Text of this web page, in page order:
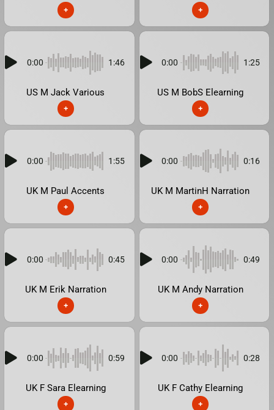
+ +
0:00 1:46
US M Jack Various
+
0:00 1:25
US M BobS Elearning
+
0:00 1:55
UK M Paul Accents
+
0:00 0:16
UK M MartinH Narration
+
0:00 0:45
UK M Erik Narration
+
0:00 0:49
UK M Andy Narration
+
0:00 0:59
UK F Sara Elearning
+
0:00 0:28
UK F Cathy Elearning
+